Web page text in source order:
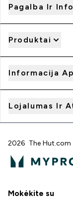
Pagalba Ir
Produktai
Informacija
Lojalumas Ir
2026 The Hut.com
Mokėkite su